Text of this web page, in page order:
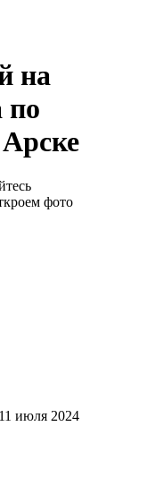
на
по
фото
11 июля 2024